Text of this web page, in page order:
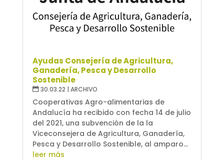
Ayudas Consejería de Agricultura,
Ganadería, Pesca y Desarrollo
Sostenible
30.03.22 | ARCHIVO
Cooperativas Agro-alimentarias de
Andalucía ha recibido con fecha 14 de julio
del 2021, una subvención de la la
Viceconsejera de Agricultura, Ganadería,
Pesca y Desarrollo Sostenible, al amparo...
leer más